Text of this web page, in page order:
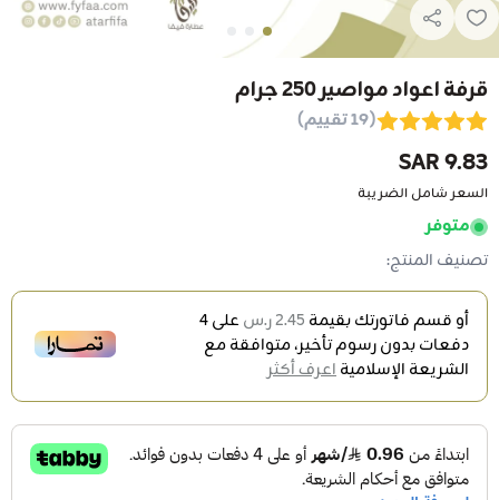
قرفة اعواد مواصير 250 جرام
(19 تقييم)
9.83 SAR
السعر شامل الضريبة
متوفر
تصنيف المنتج:
أو قسم فاتورتك بقيمة 2.45 ر.س على4
دفعات بدون رسوم تأخير، متوافقة مع
الشريعة الإسلاميةاعرف أكثر